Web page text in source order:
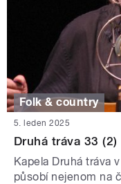
Folk & country
5. leden 2025
Druhá tráva 33 (2)
Kapela Druhá tráva
působí nejenom na